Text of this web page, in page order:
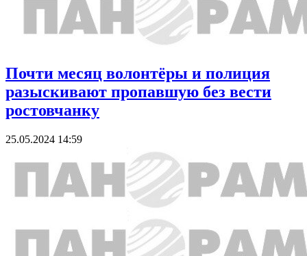
Почти месяц волонтёры и полиция
разыскивают пропавшую без вести
ростовчанку
25.05.2024 14:59